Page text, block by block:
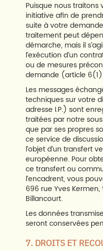
Puisque nous traitons
initiative afin de
suite à votre
traitement peut
démarche, mais il
l’exécution d’un
ou de mesures
demande (article
Les messages
techniques sur votre
adresse I.P.) sont
traitées par notre
que par ses propres
ce service de
l’objet d’un transfert
européenne. Pour
ce transfert ou
l’encadrent, vous
696 rue Yves
Billancourt.
Les données
seront conservées
7. DROITS ET